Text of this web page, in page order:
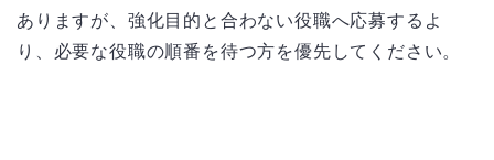
ありますが、強化目的と合わない役職へ応募するよ
り、必要な役職の順番を待つ方を優先してください。